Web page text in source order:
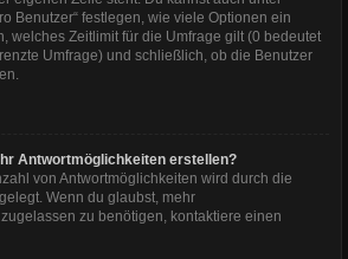
Benutzer“ festlegen, wie viele Optionen ein
welches Zeitlimit für die Umfrage gilt (0 bedeutet
Umfrage) und schließlich, ob die Benutzer
Antwortmöglichkeiten erstellen?
von Antwortmöglichkeiten wird durch die
Wenn du glaubst, mehr
zu benötigen, kontaktiere einen